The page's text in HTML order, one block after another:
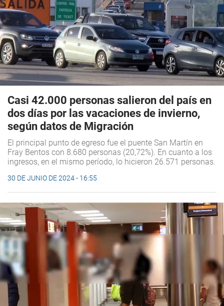
Casi 42.000 personas salieron del país en
dos días por las vacaciones de invierno,
según datos de Migración
El principal punto de egreso fue el puente San Martín en
Fray Bentos con 8.680 personas (20,72%). En cuanto a los
ingresos, en el mismo período, lo hicieron 26.571 personas.
30 DE JUNIO DE 2024 - 16:55